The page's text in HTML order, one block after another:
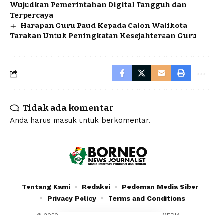
Wujudkan Pemerintahan Digital Tangguh dan
Terpercaya
Harapan Guru Paud Kepada Calon Walikota
Tarakan Untuk Peningkatan Kesejahteraan Guru
Tidak ada komentar
Anda harus masuk untuk berkomentar.
Tentang Kami Redaksi
Pedoman Media Siber
Privacy Policy
Terms and Conditions